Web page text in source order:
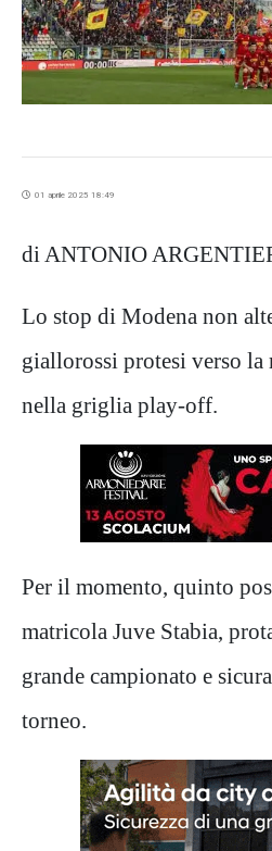
01 aprile 2025 18:49
di ANTONIO
Lo stop di Modena non
giallorossi protesi verso
nella griglia play-off.
Per il momento, quinto
matricola Juve Stabia,
grande campionato e
torneo.